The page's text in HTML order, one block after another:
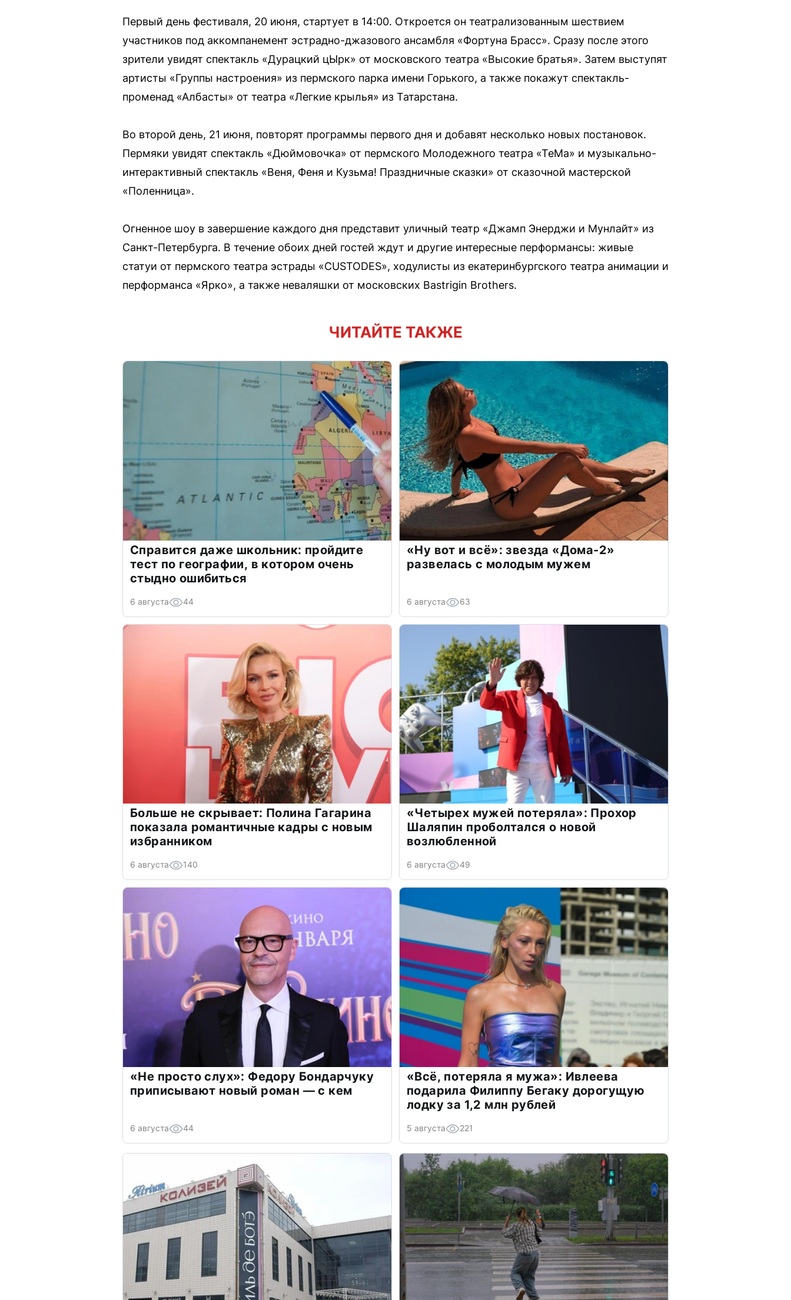
Первый день фестиваля, 20 июня, стартует в 14:00. Откроется он театрализованным шествием
участников под аккомпанемент эстрадно-джазового ансамбля «Фортуна Брасс». Сразу после этого
зрители увидят спектакль «Дурацкий цЫрк» от московского театра «Высокие братья». Затем выступят
артисты «Группы настроения» из пермского парка имени Горького, а также покажут спектакль-
променад «Албасты» от театра «Легкие крылья» из Татарстана.
Во второй день, 21 июня, повторят программы первого дня и добавят несколько новых постановок.
Пермяки увидят спектакль «Дюймовочка» от пермского Молодежного театра «ТеМа» и музыкально-
интерактивный спектакль «Веня, Феня и Кузьма! Праздничные сказки» от сказочной мастерской
«Поленница».
Огненное шоу в завершение каждого дня представит уличный театр «Джамп Энерджи и Мунлайт» из
Санкт-Петербурга. В течение обоих дней гостей ждут и другие интересные перформансы: живые
статуи от пермского театра эстрады «CUSTODES», ходулисты из екатеринбургского театра анимации и
перформанса «Ярко», а также неваляшки от московских Bastrigin Brothers.
ЧИТАЙТЕ ТАКЖЕ
Справится даже школьник: пройдите
тест по географии, в котором очень
стыдно ошибиться
6 августа 44
«Ну вот и всё»: звезда «Дома-2»
развелась с молодым мужем
6 августа 63
Больше не скрывает: Полина Гагарина
показала романтичные кадры с новым
избранником
6 августа 140
«Четырех мужей потеряла»: Прохор
Шаляпин проболтался о новой
возлюбленной
6 августа 49
«Не просто слух»: Федору Бондарчуку
приписывают новый роман — с кем
6 августа 44
«Всё, потеряла я мужа»: Ивлеева
подарила Филиппу Бегаку дорогущую
лодку за 1,2 млн рублей
5 августа 221